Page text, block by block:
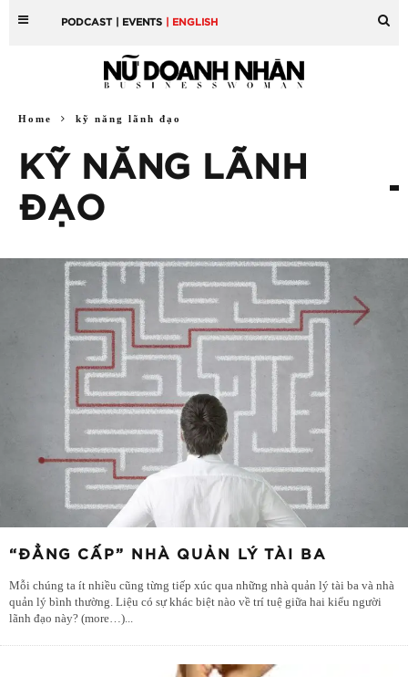
PODCAST | EVENTS | ENGLISH
Home kỹ năng lãnh đạo
KỸ NĂNG LÃNH
ĐẠO
“ĐẲNG CẤP” NHÀ QUẢN LÝ TÀI BA
Mỗi chúng ta ít nhiều cũng từng tiếp xúc qua những nhà quản lý tài ba và nhà
quản lý bình thường. Liệu có sự khác biệt nào về trí tuệ giữa hai kiểu người
lãnh đạo này? (more…)...